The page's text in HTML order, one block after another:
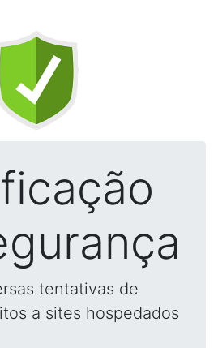
tentativas de
a sites hospedados